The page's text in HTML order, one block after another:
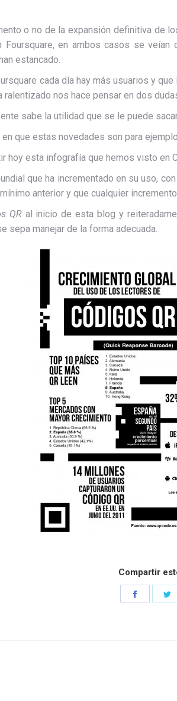
o no de la expansión definitiva de
Foursquare, en ambos casos se veían
estancado.
cada día hay más usuarios y
ralentizado nos hace pensar en dos
sabe la utilidad que se le puede
que estas novedades son para
hoy esta infografía que hemos visto en
que ha incrementado en su uso,
anterior y que cualquier
QRal inicio de esta blog y
sepa manejar de la forma adecuada.
Compartir